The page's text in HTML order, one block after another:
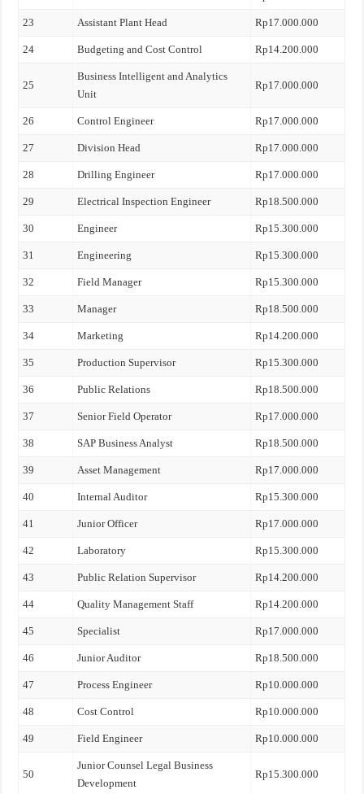
23 Assistant Plant Head Rp17.000.000
24 Budgeting and Cost Control Rp14.200.000
25
Business Intelligent and Analytics
Unit
Rp17.000.000
26 Control Engineer Rp17.000.000
27 Division Head Rp17.000.000
28 Drilling Engineer Rp17.000.000
29 Electrical Inspection Engineer Rp18.500.000
30 Engineer Rp15.300.000
31 Engineering Rp15.300.000
32 Field Manager Rp15.300.000
33 Manager Rp18.500.000
34 Marketing Rp14.200.000
35 Production Supervisor Rp15.300.000
36 Public Relations Rp18.500.000
37 Senior Field Operator Rp17.000.000
38 SAP Business Analyst Rp18.500.000
39 Asset Management Rp17.000.000
40 Internal Auditor Rp15.300.000
41 Junior Officer Rp17.000.000
42 Laboratory Rp15.300.000
43 Public Relation Supervisor Rp14.200.000
44 Quality Management Staff Rp14.200.000
45 Specialist Rp17.000.000
46 Junior Auditor Rp18.500.000
47 Process Engineer Rp10.000.000
48 Cost Control Rp10.000.000
49 Field Engineer Rp10.000.000
50
Junior Counsel Legal Business
Development
Rp15.300.000